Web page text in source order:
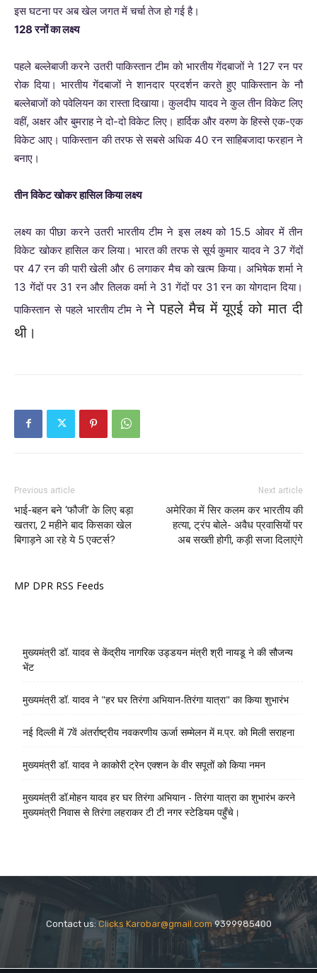
इस घटना पर अब खेल जगत में चर्चा तेज हो गई है।
128 रनों का लक्ष्य
पहले बल्लेबाजी करने उतरी पाकिस्तान टीम को भारतीय गेंदबाजों ने 127 रन पर
रोक दिया। भारतीय गेंदबाजों ने शानदार प्रदर्शन करते हुए पाकिस्तान के नौ
बल्लेबाजों को पवेलियन का रास्ता दिखाया। कुलदीप यादव ने कुल तीन विकेट लिए
वहीं, अक्षर और बुमराह ने दो-दो विकेट लिए। हार्दिक और वरुण के हिस्से एक-एक
विकेट आए। पाकिस्तान की तरफ से सबसे अधिक 40 रन साहिबजादा फरहान ने
बनाए।
तीन विकेट खोकर हासिल किया लक्ष्य
लक्ष्य का पीछा करने उतरी भारतीय टीम ने इस लक्ष्य को 15.5 ओवर में तीन
विकेट खोकर हासिल कर लिया। भारत की तरफ से सूर्य कुमार यादव ने 37 गेंदों
पर 47 रन की पारी खेली और 6 लगाकर मैच को खत्म किया। अभिषेक शर्मा ने
13 गेंदों पर 31 रन और तिलक वर्मा ने 31 गेंदों पर 31 रन का योगदान दिया।
पाकिस्तान से पहले भारतीय टीम नेने पहले मैच में यूएई को मात दी
थी।
Previous article
भाई-बहन बने ‘फौजी’ के लिए बड़ा
खतरा, 2 महीने बाद किसका खेल
बिगाड़ने आ रहे ये 5 एक्टर्स?
Next article
अमेरिका में सिर कलम कर भारतीय की
हत्या, ट्रंप बोले- अवैध प्रवासियों पर
अब सख्ती होगी, कड़ी सजा दिलाएंगे
MP DPR RSS Feeds
मुख्यमंत्री डॉ. यादव से केंद्रीय नागरिक उड्डयन मंत्री श्री नायडू ने की सौजन्य
भेंट
मुख्यमंत्री डॉ. यादव ने "हर घर तिरंगा अभियान-तिरंगा यात्रा" का किया शुभारंभ
नई दिल्ली में 7वें अंतर्राष्ट्रीय नवकरणीय ऊर्जा सम्मेलन में म.प्र. को मिली सराहना
मुख्यमंत्री डॉ. यादव ने काकोरी ट्रेन एक्शन के वीर सपूतों को किया नमन
मुख्यमंत्री डॉ.मोहन यादव हर घर तिरंगा अभियान - तिरंगा यात्रा का शुभारंभ करने
मुख्यमंत्री निवास से तिरंगा लहराकर टी टी नगर स्टेडियम पहुँचे।
Contact us:Clicks Karobar@gmail.com9399985400